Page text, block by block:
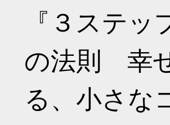
『３ステ
の法則 幸
る、小さな